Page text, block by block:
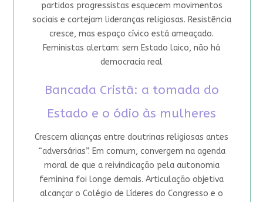
partidos progressistas esquecem movimentos
sociais e cortejam lideranças religiosas. Resistência
cresce, mas espaço cívico está ameaçado.
Feministas alertam: sem Estado laico, não há
democracia real
Bancada Cristã: a tomada do
Estado e o ódio às mulheres
Crescem alianças entre doutrinas religiosas antes
“adversárias”. Em comum, convergem na agenda
moral de que a reivindicação pela autonomia
feminina foi longe demais. Articulação objetiva
alcançar o Colégio de Líderes do Congresso e o